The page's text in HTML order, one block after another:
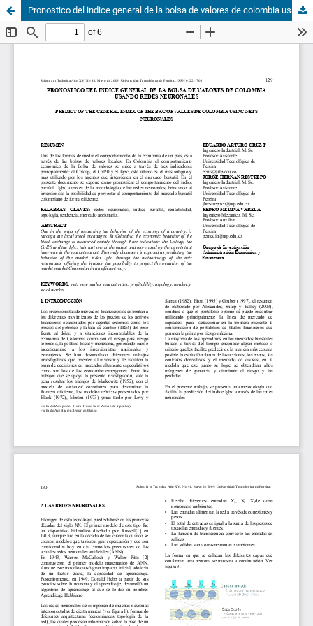
Pronostico del indice general de la bolsa de valores de colombia usando redes neuronales